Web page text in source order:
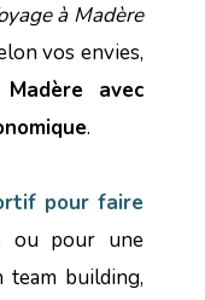
à Madère
vos envies,
avec
.
pour faire
pour une
team building,